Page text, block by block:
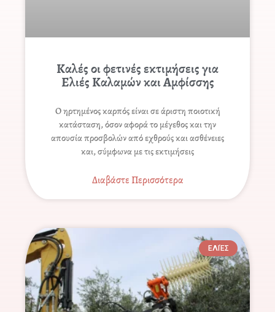
Καλές οι φετινές εκτιμήσεις για
Ελιές Καλαμών και Αμφίσσης
Ο ηρτημένος καρπός είναι σε άριστη ποιοτική
κατάσταση, όσον αφορά το μέγεθος και την
απουσία προσβολών από εχθρούς και ασθένειες
και, σύμφωνα με τις εκτιμήσεις
Διαβάστε Περισσότερα
ΕΛΙΈΣ